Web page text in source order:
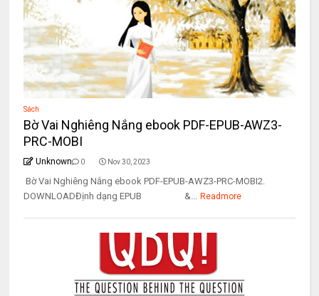
Sách
Bờ Vai Nghiêng Nắng ebook PDF-EPUB-AWZ3-
PRC-MOBI
Unknown 0 Nov 30, 2023
Bờ Vai Nghiêng Nắng ebook PDF-EPUB-AWZ3-PRC-MOBI2.
DOWNLOADĐịnh dạng EPUB &... Readmore